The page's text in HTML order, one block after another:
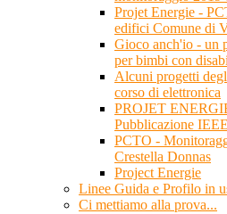
Projet Energie -
edifici Comune di
Gioco anch'io - un
per bimbi con
Alcuni progetti
corso di elettronica
PROJET
Pubblicazione IEEE
PCTO -
Crestella Donnas
Project Energie
Linee Guida e Profilo in
Ci mettiamo alla prova...